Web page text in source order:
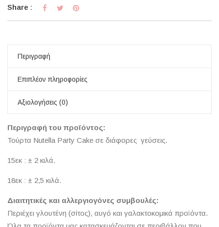
Share :
Περιγραφή
Επιπλέον πληροφορίες
Αξιολογήσεις (0)
Περιγραφή του προϊόντος:
Τούρτα Nutella Party Cake σε διάφορες γεύσεις.
15εκ : ± 2 κιλά.
18εκ : ± 2,5 κιλά.
Διαιτητικές και αλλεργιογόνες συμβουλές:
Περιέχει γλουτένη (σίτος), αυγό και γαλακτοκομικά προϊόντα.